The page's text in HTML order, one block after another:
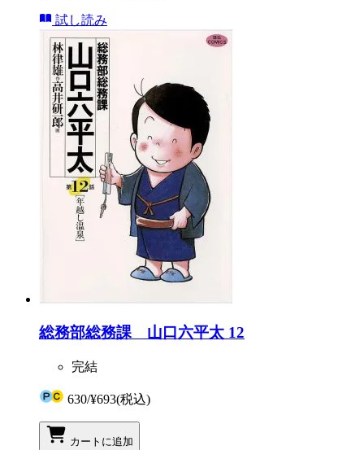
試し読み
総務部総務課 山口六平太 12
完結
630/¥693(税込)
カートに追加